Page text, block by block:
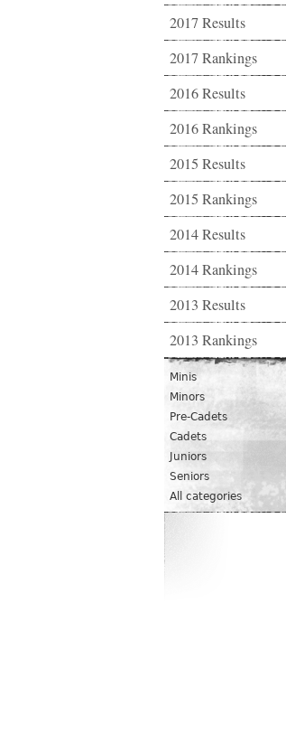
2017 Results
2017 Rankings
2016 Results
2016 Rankings
2015 Results
2015 Rankings
2014 Results
2014 Rankings
2013 Results
2013 Rankings
Minis
Minors
Pre-Cadets
Cadets
Juniors
Seniors
All categories